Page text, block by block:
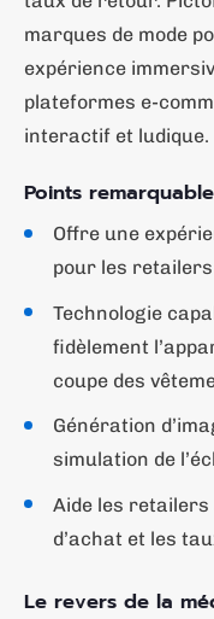
marques de mode
expérience
plateformes e-
interactif et ludique.
Points
Offre une
pour les
Technologie
fidèlement
coupe des
Génération
simulation de
Aide les
d’achat et les
Le revers de la